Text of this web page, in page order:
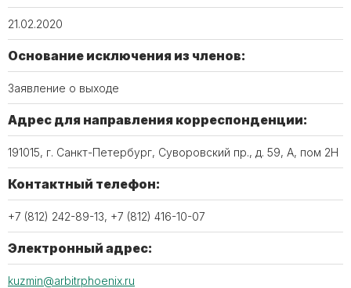
21.02.2020
Основание исключения из членов:
Заявление о выходе
Адрес для направления корреспонденции:
191015, г. Санкт-Петербург, Суворовский пр., д. 59, А, пом 2Н
Контактный телефон:
+7 (812) 242-89-13, +7 (812) 416-10-07
Электронный адрес:
kuzmin@arbitrphoenix.ru